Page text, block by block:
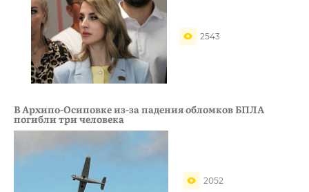
2543
В Архипо-Осиповке из-за падения обломков БПЛА
погибли три человека
2052